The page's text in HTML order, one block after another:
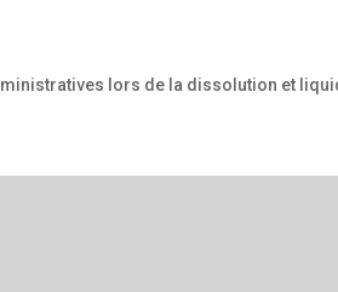
lors de la dissolution et